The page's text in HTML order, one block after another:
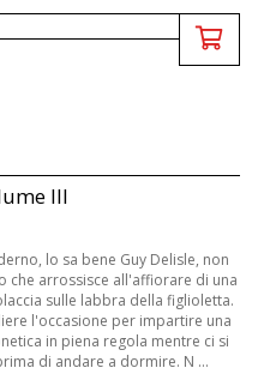
III
lo sa bene Guy Delisle, non
che arrossisce all'affiorare di una
sulle labbra della figlioletta.
l'occasione per impartire una
in piena regola mentre ci si
di andare a dormire. N ...